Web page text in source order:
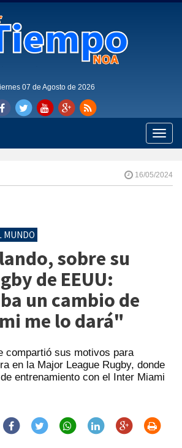
07 de Agosto de 2026
Toggle
16/05/2024
MUNDO
sobre su
de EEUU:
un cambio de
me lo dará"
compartió sus motivos para
en la Major League Rugby, donde
entrenamiento con el Inter Miami